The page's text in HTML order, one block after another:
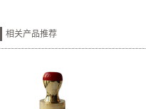
相关产品推荐